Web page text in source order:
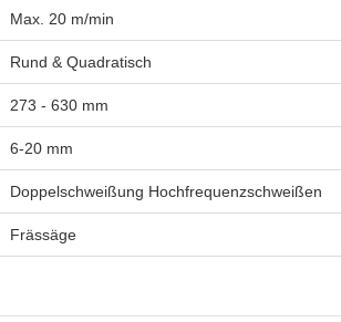
Max. 20 m/min
Rund & Quadratisch
273 - 630 mm
6-20 mm
Doppelschweißung Hochfrequenzschweißen
Frässäge